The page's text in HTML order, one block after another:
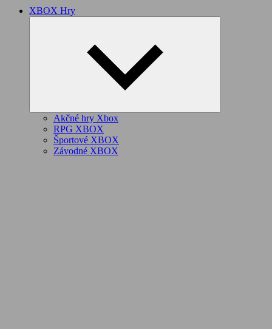
XBOX Hry
Akčné hry Xbox
RPG XBOX
Športové XBOX
Závodné XBOX